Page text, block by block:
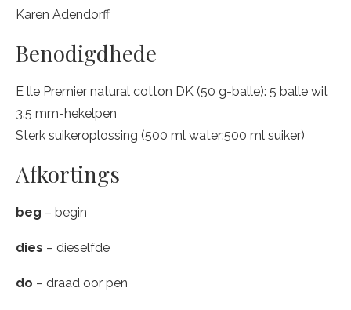
Karen Adendorff
Benodigdhede
E lle Premier natural cotton DK (50 g-balle): 5 balle wit
3.5 mm-hekelpen
Sterk suikeroplossing (500 ml water:500 ml suiker)
Afkortings
beg – begin
dies – dieselfde
do – draad oor pen